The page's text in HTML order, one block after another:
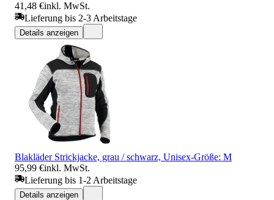
41,48 €inkl. MwSt.
Lieferung bis 2-3 Arbeitstage
Details anzeigen
Blakläder Strickjacke, grau / schwarz, Unisex-Größe: M
95,99 €inkl. MwSt.
Lieferung bis 1-2 Arbeitstage
Details anzeigen